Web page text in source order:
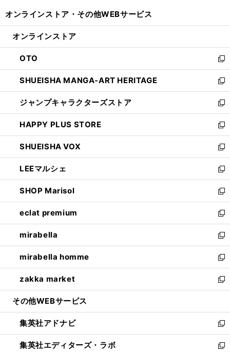
開
ン
ウ
で
開
く
ウ
ン
ド
ウ
で
開
く
オンラインストア・ その他WEBサービス
オンラインストア
OTO
新
し
い
ウ
ィ
ン
ド
ウ
で
開
く
SHUEISHA MANGA-ART HERITAGE
新
し
い
ウ
ィ
ン
ド
ウ
で
開
く
ジャンプキャラクターズストア
新
し
い
ウ
ィ
ン
ド
ウ
で
開
く
HAPPY PLUS STORE
新
し
い
ウ
ィ
ン
ド
ウ
で
開
く
SHUEISHA VOX
新
し
い
ウ
ィ
ン
ド
ウ
で
開
く
LEEマルシェ
新
し
い
ウ
ィ
ン
ド
ウ
で
開
く
SHOP Marisol
新
し
い
ウ
ィ
ン
ド
ウ
で
開
eclat premium
新
し
い
ウ
ィ
ン
ド
ウ
開
く
mirabella
新
し
い
ウ
ィ
ン
ウ
で
開
く
mirabella homme
新
し
い
ウ
ン
ド
ウ
で
zakka market
新
し
ウ
ィ
ン
ド
その他WEBサービス
集英社アドナビ
新
し
い
集英社エディターズ・ラボ 新